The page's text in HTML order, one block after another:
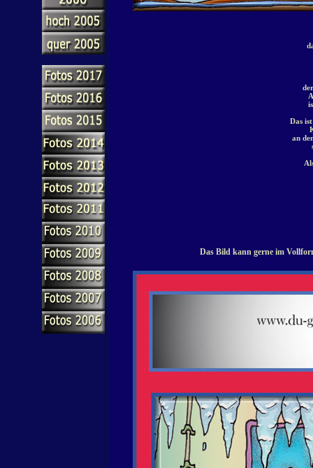
Das
an
Das Bild kann gerne im